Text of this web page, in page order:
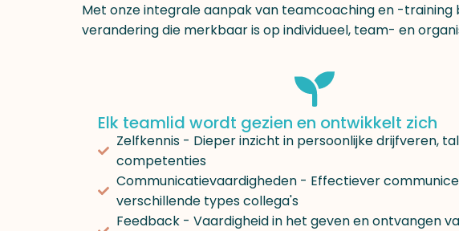
Met onze integrale aanpak van teamcoaching en -
verandering die merkbaar is op individueel, team- en
Elk teamlid wordt gezien en ontwikkelt zich
Zelfkennis - Dieper inzicht in persoonlijke drijfveren,
competenties
Communicatievaardigheden - Effectiever
verschillende types collega's
Feedback - Vaardigheid in het geven en ontvangen